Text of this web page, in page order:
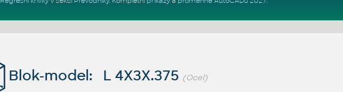
Blok-model: L 4X3X.375 (Ocel)